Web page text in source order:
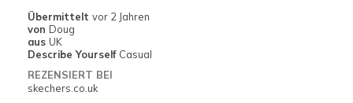
Übermittelt vor 2 Jahren
von Doug
aus UK
Describe Yourself Casual
REZENSIERT BEI
skechers.co.uk